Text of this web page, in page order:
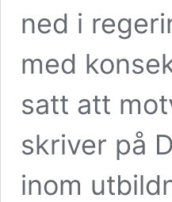
ned i
med
satt att
skriver på
inom